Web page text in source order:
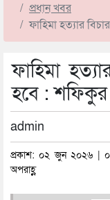
প্রধান খবর
ফাহিমা হত্যার
ফাহিমা
হবে : শফিকুর
admin
প্রকাশ: ০২ জুন ২০২৬ |
অপরাহ্ণ